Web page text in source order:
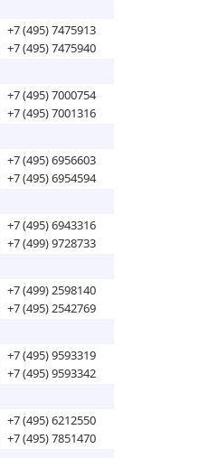
+7 (495) 7475913
+7 (495) 7475940
+7 (495) 7000754
+7 (495) 7001316
+7 (495) 6956603
+7 (495) 6954594
+7 (495) 6943316
+7 (499) 9728733
+7 (499) 2598140
+7 (495) 2542769
+7 (495) 9593319
+7 (495) 9593342
+7 (495) 6212550
+7 (495) 7851470